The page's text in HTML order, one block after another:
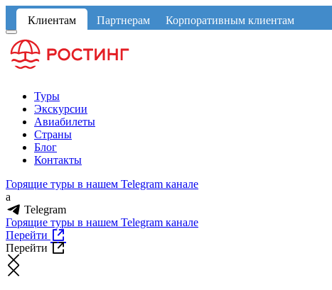
Клиентам Партнерам Корпоративным клиентам
Туры
Экскурсии
Авиабилеты
Страны
Блог
Контакты
Горящие туры в нашем Telegram канале
a
Telegram
Горящие туры в нашем Telegram канале
Перейти
Перейти